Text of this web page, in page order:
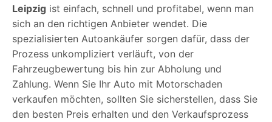
Leipzig ist einfach, schnell und profitabel, wenn man
sich an den richtigen Anbieter wendet. Die
spezialisierten Autoankäufer sorgen dafür, dass der
Prozess unkompliziert verläuft, von der
Fahrzeugbewertung bis hin zur Abholung und
Zahlung. Wenn Sie Ihr Auto mit Motorschaden
verkaufen möchten, sollten Sie sicherstellen, dass Sie
den besten Preis erhalten und den Verkaufsprozess